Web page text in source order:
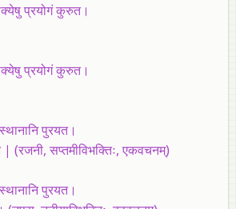
प्रयोगं कुरुत।
प्रयोगं कुरुत।
पुरयत।
| (रजनी, सप्तमीविभक्तिः, एकवचनम्‌)
पुरयत।